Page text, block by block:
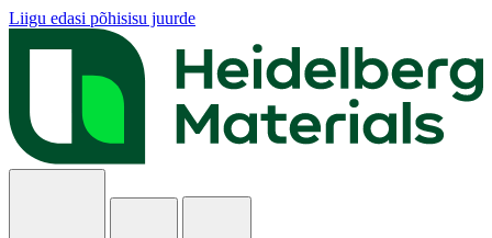
Liigu edasi põhisisu juurde